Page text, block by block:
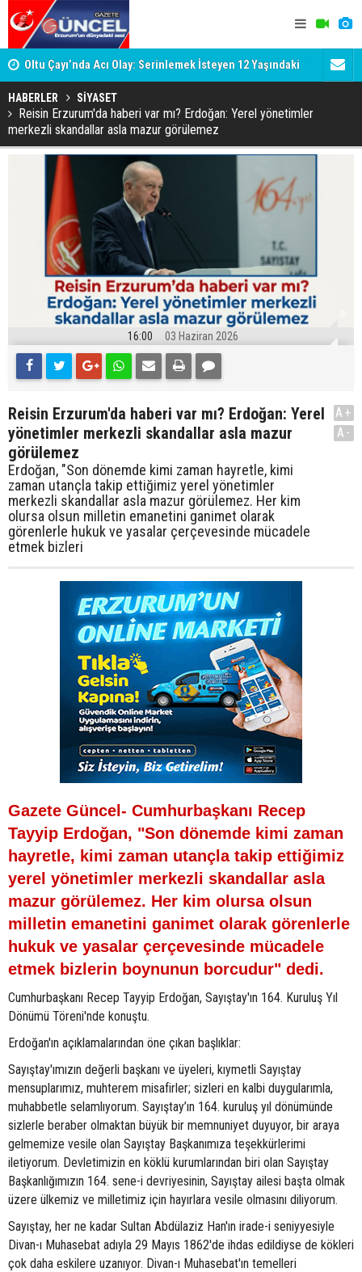
Oltu Çayı’nda Acı Olay: Serinlemek İsteyen 12 Yaşındaki
Ertuğrul Hayatını Kaybetti
Trabzon
HABERLER SİYASET
Reisin Erzurum'da haberi var mı? Erdoğan: Yerel yönetimler
merkezli skandallar asla mazur görülemez
16:00 03 Haziran 2026
Reisin Erzurum'da haberi var mı? Erdoğan: Yerel
yönetimler merkezli skandallar asla mazur
görülemez
Erdoğan, "Son dönemde kimi zaman hayretle, kimi
zaman utançla takip ettiğimiz yerel yönetimler
merkezli skandallar asla mazur görülemez. Her kim
olursa olsun milletin emanetini ganimet olarak
görenlerle hukuk ve yasalar çerçevesinde mücadele
etmek bizleri
A+
A-
Gazete Güncel- Cumhurbaşkanı Recep
Tayyip Erdoğan, "Son dönemde kimi zaman
hayretle, kimi zaman utançla takip ettiğimiz
yerel yönetimler merkezli skandallar asla
mazur görülemez. Her kim olursa olsun
milletin emanetini ganimet olarak görenlerle
hukuk ve yasalar çerçevesinde mücadele
etmek bizlerin boynunun borcudur" dedi.
Cumhurbaşkanı Recep Tayyip Erdoğan, Sayıştay'ın 164. Kuruluş Yıl
Dönümü Töreni'nde konuştu.
Erdoğan'ın açıklamalarından öne çıkan başlıklar:
Sayıştay'ımızın değerli başkanı ve üyeleri, kıymetli Sayıştay
mensuplarımız, muhterem misafirler; sizleri en kalbi duygularımla,
muhabbetle selamlıyorum. Sayıştay’ın 164. kuruluş yıl dönümünde
sizlerle beraber olmaktan büyük bir memnuniyet duyuyor, bir araya
gelmemize vesile olan Sayıştay Başkanımıza teşekkürlerimi
iletiyorum. Devletimizin en köklü kurumlarından biri olan Sayıştay
Başkanlığımızın 164. sene-i devriyesinin, Sayıştay ailesi başta olmak
üzere ülkemiz ve milletimiz için hayırlara vesile olmasını diliyorum.
Sayıştay, her ne kadar Sultan Abdülaziz Han'ın irade-i seniyyesiyle
Divan-ı Muhasebat adıyla 29 Mayıs 1862'de ihdas edildiyse de kökleri
çok daha eskilere uzanıyor. Divan-ı Muhasebat'ın temelleri